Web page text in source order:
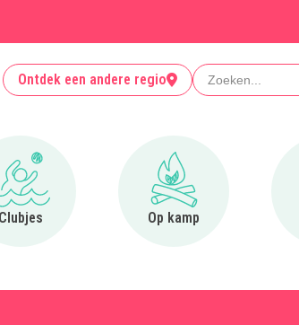
Ontdek een andere regio Zoeken
Clubjes
Ga naar Clubjes
Op kamp
Ga naar Op kamp